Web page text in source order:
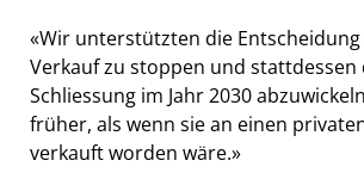
«Wir unterstützten die Entscheidung
Verkauf zu stoppen und stattdessen
Schliessung im Jahr 2030
früher, als wenn sie an einen
verkauft worden wäre.»